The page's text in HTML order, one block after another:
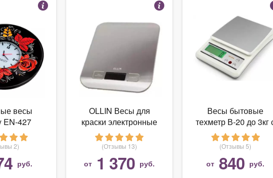
весы
EN-427
2)
руб.
OLLIN Весы для
краски электронные
до 2000гр., без
батарейки-таблетки
(Отзывы 13)
от 1 370 руб.
Весы бытовые
техметр В-20 до 3кг
подсветкой, точность
0.1г (Белый)
(Отзывы 5)
от 840 руб.